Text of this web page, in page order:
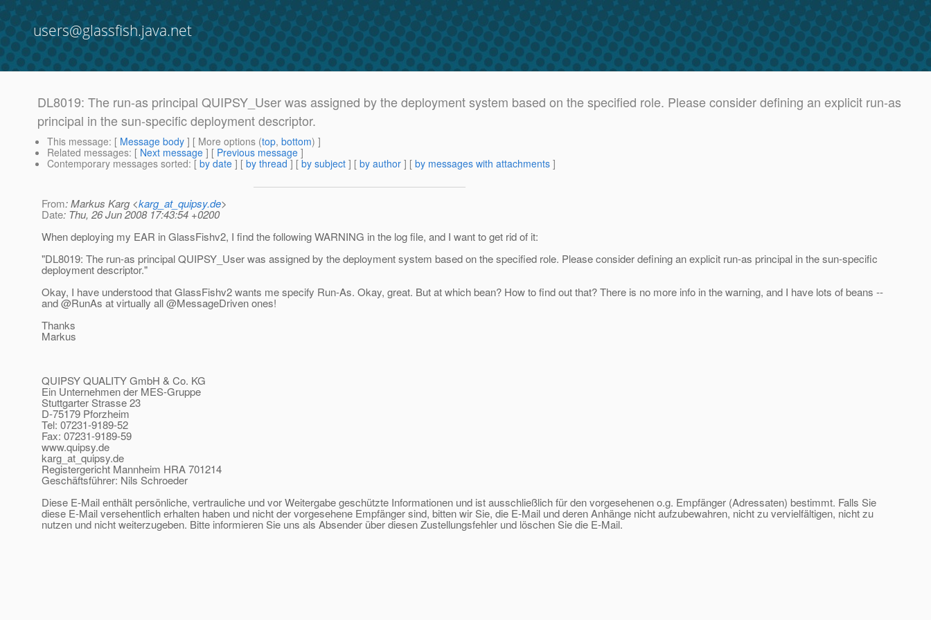
users@glassfish.java.net
DL8019: The run-as principal QUIPSY_User was assigned by the deployment system based on the specified role. Please consider defining an explicit run-as
principal in the sun-specific deployment descriptor.
This message: [ Message body ] [ More options (top, bottom) ]
Related messages: [ Next message ] [ Previous message ]
Contemporary messages sorted: [ by date ] [ by thread ] [ by subject ] [ by author ] [ by messages with attachments ]
From: Markus Karg <karg_at_quipsy.de>
Date: Thu, 26 Jun 2008 17:43:54 +0200
When deploying my EAR in GlassFishv2, I find the following WARNING in the log file, and I want to get rid of it:
"DL8019: The run-as principal QUIPSY_User was assigned by the deployment system based on the specified role. Please consider defining an explicit run-as principal in the sun-specific
deployment descriptor."
Okay, I have understood that GlassFishv2 wants me specify Run-As. Okay, great. But at which bean? How to find out that? There is no more info in the warning, and I have lots of beans --
and @RunAs at virtually all @MessageDriven ones!
Thanks
Markus
QUIPSY QUALITY GmbH & Co. KG
Ein Unternehmen der MES-Gruppe
Stuttgarter Strasse 23
D-75179 Pforzheim
Tel: 07231-9189-52
Fax: 07231-9189-59
www.quipsy.de
karg_at_quipsy.de
Registergericht Mannheim HRA 701214
Geschäftsführer: Nils Schroeder
Diese E-Mail enthält persönliche, vertrauliche und vor Weitergabe geschützte Informationen und ist ausschließlich für den vorgesehenen o.g. Empfänger (Adressaten) bestimmt. Falls Sie
diese E-Mail versehentlich erhalten haben und nicht der vorgesehene Empfänger sind, bitten wir Sie, die E-Mail und deren Anhänge nicht aufzubewahren, nicht zu vervielfältigen, nicht zu
nutzen und nicht weiterzugeben. Bitte informieren Sie uns als Absender über diesen Zustellungsfehler und löschen Sie die E-Mail.